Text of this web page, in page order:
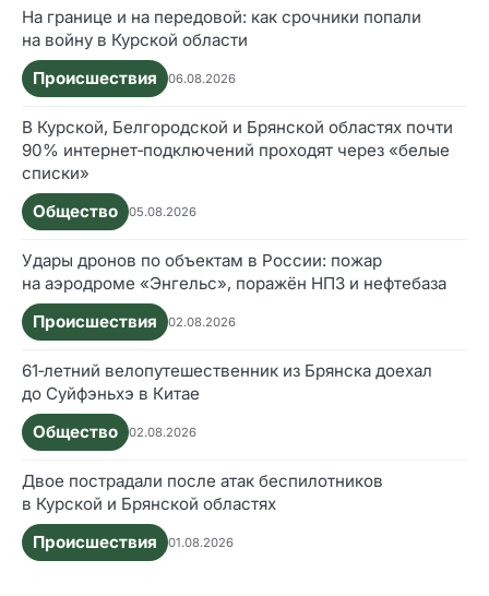
На границе и на передовой: как срочники попали
на войну в Курской области
Происшествия
06.08.2026
В Курской, Белгородской и Брянской областях почти
90% интернет‑подключений проходят через «белые
списки»
Общество
05.08.2026
Удары дронов по объектам в России: пожар
на аэродроме «Энгельс», поражён НПЗ и нефтебаза
Происшествия
02.08.2026
61‑летний велопутешественник из Брянска доехал
до Суйфэньхэ в Китае
Общество
02.08.2026
Двое пострадали после атак беспилотников
в Курской и Брянской областях
Происшествия
01.08.2026